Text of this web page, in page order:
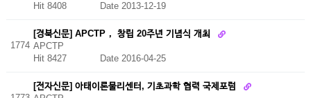
Hit 8408
Date 2013-12-19
1774
[경북신문] APCTP， 창립 20주년 기념식 개최
APCTP
Hit 8427
Date 2016-04-25
[전자신문] 아태이론물리센터, 기초과학 협력 국제포럼